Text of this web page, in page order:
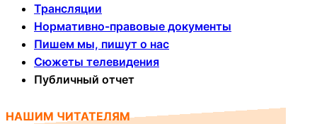
Трансляции
Нормативно-правовые документы
Пишем мы, пишут о нас
Сюжеты телевидения
Публичный отчет
НАШИМ ЧИТАТЕЛЯМ